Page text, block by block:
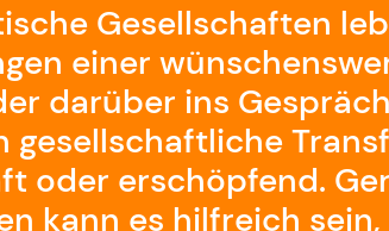
Gesellschaften
einer
darüber ins
gesellschaftliche
oder erschöpfend.
kann es hilfreich